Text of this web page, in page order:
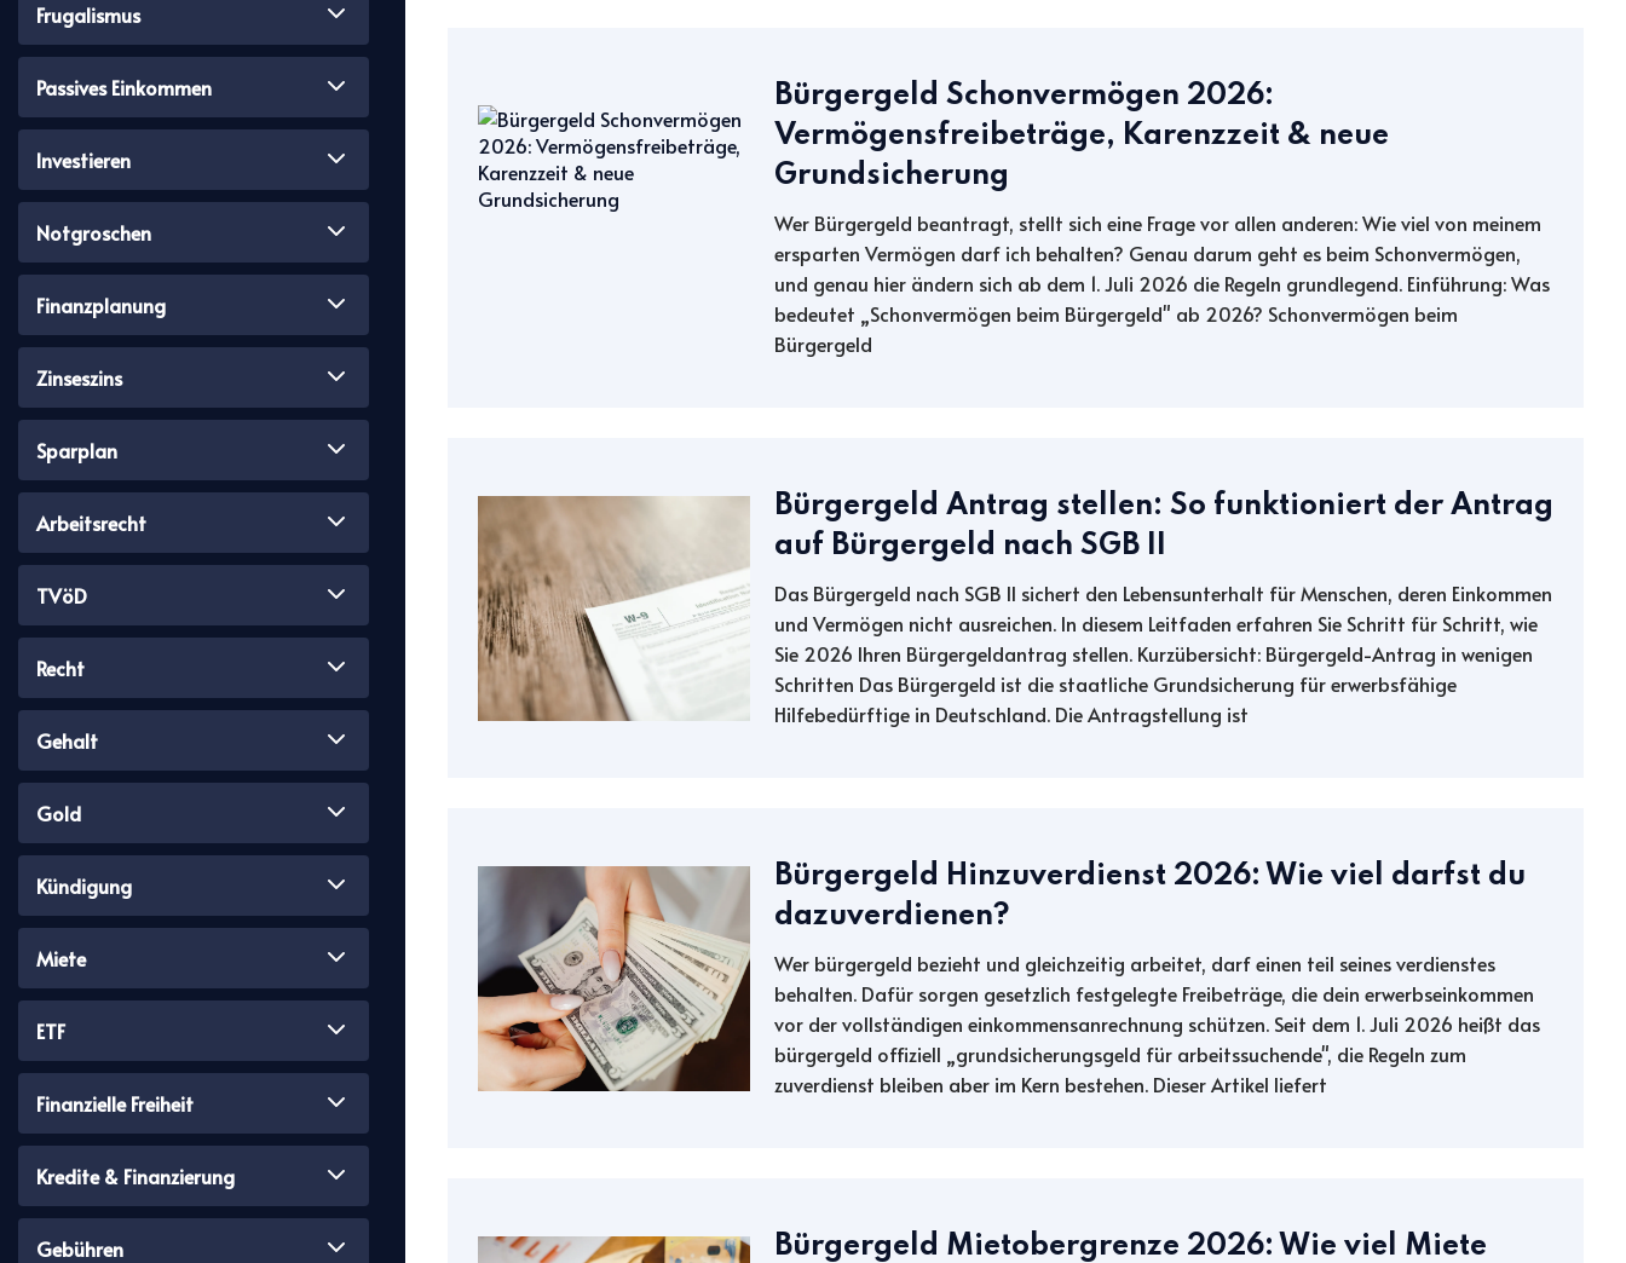
Frugalismus
Passives Einkommen
Investieren
Notgroschen
Finanzplanung
Zinseszins
Sparplan
Arbeitsrecht
TVöD
Recht
Gehalt
Gold
Kündigung
Miete
ETF
Finanzielle Freiheit
Kredite & Finanzierung
Gebühren
Bürgergeld Schonvermögen 2026:
Vermögensfreibeträge, Karenzzeit & neue
Grundsicherung
Wer Bürgergeld beantragt, stellt sich eine Frage vor allen anderen: Wie viel von meinem
ersparten Vermögen darf ich behalten? Genau darum geht es beim Schonvermögen,
und genau hier ändern sich ab dem 1. Juli 2026 die Regeln grundlegend. Einführung: Was
bedeutet „Schonvermögen beim Bürgergeld" ab 2026? Schonvermögen beim
Bürgergeld
Bürgergeld Antrag stellen: So funktioniert der Antrag
auf Bürgergeld nach SGB II
Das Bürgergeld nach SGB II sichert den Lebensunterhalt für Menschen, deren Einkommen
und Vermögen nicht ausreichen. In diesem Leitfaden erfahren Sie Schritt für Schritt, wie
Sie 2026 Ihren Bürgergeldantrag stellen. Kurzübersicht: Bürgergeld-Antrag in wenigen
Schritten Das Bürgergeld ist die staatliche Grundsicherung für erwerbsfähige
Hilfebedürftige in Deutschland. Die Antragstellung ist
Bürgergeld Hinzuverdienst 2026: Wie viel darfst du
dazuverdienen?
Wer bürgergeld bezieht und gleichzeitig arbeitet, darf einen teil seines verdienstes
behalten. Dafür sorgen gesetzlich festgelegte Freibeträge, die dein erwerbseinkommen
vor der vollständigen einkommensanrechnung schützen. Seit dem 1. Juli 2026 heißt das
bürgergeld offiziell „grundsicherungsgeld für arbeitssuchende", die Regeln zum
zuverdienst bleiben aber im Kern bestehen. Dieser Artikel liefert
Bürgergeld Mietobergrenze 2026: Wie viel Miete